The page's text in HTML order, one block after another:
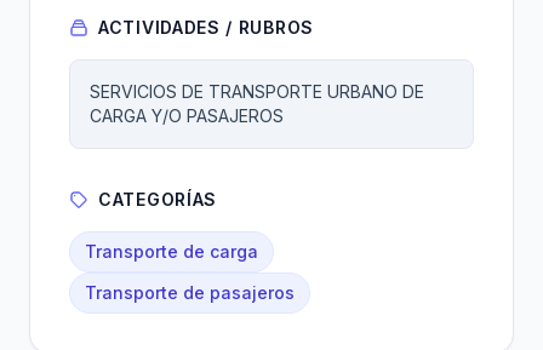
ACTIVIDADES / RUBROS
SERVICIOS DE TRANSPORTE URBANO DE
CARGA Y/O PASAJEROS
CATEGORÍAS
Transporte de carga
Transporte de pasajeros